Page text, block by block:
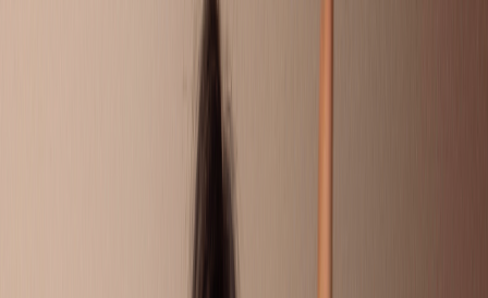
misschien heb jij wel een goede tip voor iemand?
STUUR JE EIGEN VRAAG IN